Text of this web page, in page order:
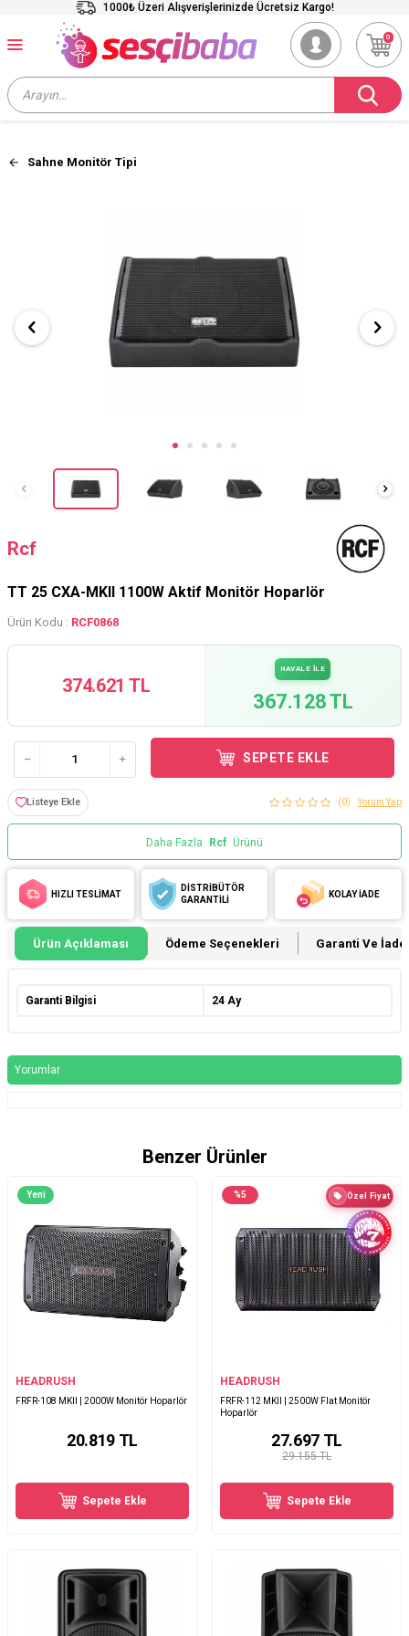
1000₺ Üzeri Alışverişlerinizde Ücretsiz Kargo!
0
Sahne Monitör Tipi
Rcf
TT 25 CXA-MKII 1100W Aktif Monitör Hoparlör
Ürün Kodu : RCF0868
374.621 TL
HAVALE İLE
367.128 TL
SEPETE EKLE
Listeye Ekle (0) Yorum Yap
Daha Fazla Rcf Ürünü
HIZLI TESLİMAT
DİSTRİBÜTÖR
GARANTİLİ
KOLAY İADE
Ürün Açıklaması Ödeme Seçenekleri Garanti Ve İade
Garanti Bilgisi 24 Ay
Yorumlar
Benzer Ürünler
Yeni
HEADRUSH
FRFR-108 MKII | 2000W Monitör Hoparlör
20.819TL
Sepete Ekle
%5 Özel Fiyat
HEADRUSH
FRFR-112 MKII | 2500W Flat Monitör
Hoparlör
29.155 TL
27.697TL
Sepete Ekle